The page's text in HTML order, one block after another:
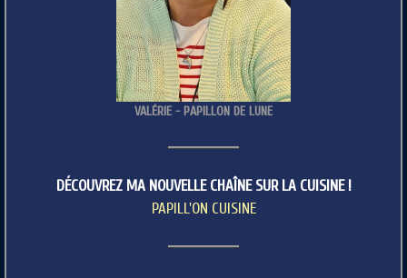
VALÉRIE - PAPILLON DE LUNE
DÉCOUVREZ MA NOUVELLE CHAÎNE SUR LA CUISINE !
PAPILL'ON CUISINE